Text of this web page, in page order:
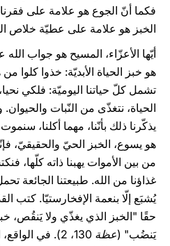
فكما أنّ الجوع هو علامة على
الخبز هو علامة على عطيّة خلاص
أيّها الأعزّاء، المسيح هو جواب
هو خبز الحياة الأبديّة: خذوا كلوا
تشمل كلّ حياتنا اليوميّة: فلكي
الحياة، نتغذّى من النّبات والحيوان.
يذكّرنا ذلك بأنّنا، مهما أكلنا،
هو يسوع، الخبز الحيّ والحقيقيّ،
من بين الأموات يهبنا ذاته كلّها،
غذاؤنا من الله. طبيعتنا الجائعة
يُشبَع إلّا بنعمة الإفخارستيّا.
حقًا "الخبز الذي يغذّي ولا يَنقُص،
يَنضُب" (عظة
130، 2). في